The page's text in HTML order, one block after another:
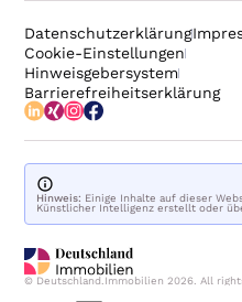
Datenschutzerklärung
Cookie-Einstellungen
Hinweisgebersystem
Barrierefreiheitserklärung
Hinweis: Einige Inhalte auf dieser
Künstlicher Intelligenz erstellt oder
© Deutschland.Immobilien 2026. All